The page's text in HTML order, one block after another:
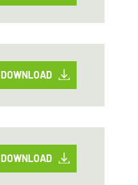
DOWNLOAD
DOWNLOAD